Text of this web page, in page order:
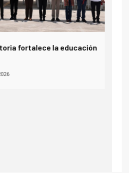
fortalece la educación